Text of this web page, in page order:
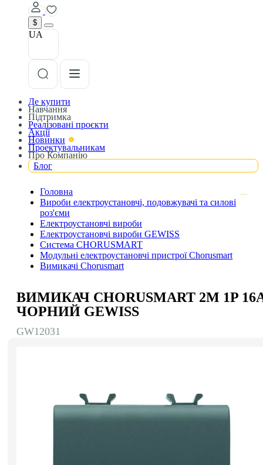
$
UA
Де купити
Навчання
Підтримка
Реалізовані проєкти
Акції
Новинки
Проектувальникам
Про Компанію
Блог
Головна
Вироби електроустановчі, подовжувачі та силові
роз'єми
Електроустановчі вироби
Електроустановчі вироби GEWISS
Система CHORUSMART
Модульні електроустановчі пристрої Chorusmart
Вимикачі Chorusmart
ВИМИКАЧ CHORUSMART 2М 1P
ЧОРНИЙ GEWISS
GW12031